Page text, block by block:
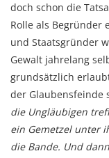
doch schon die
Rolle als
und Staatsgründer
Gewalt jahrelang
grundsätzlich
der Glaubensfeinde
die Ungläubigen
ein Gemetzel unter
die Bande. Und